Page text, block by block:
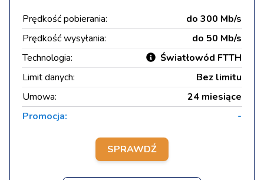
Prędkość pobierania:
do 300 Mb/s
Prędkość wysyłania:
do 50 Mb/s
Technologia:
Światłowód FTTH
Limit danych:
Bez limitu
Umowa:
24 miesiące
Promocja:
-
SPRAWDŹ